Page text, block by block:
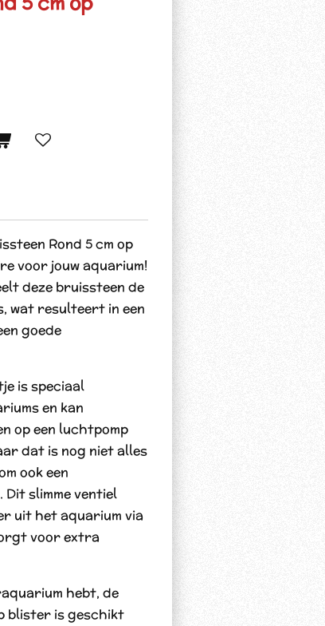
Rond 5 cm op
voor jouw aquarium!
deze bruissteen de
wat resulteert in een
goede
is speciaal
en kan
op een luchtpomp
dat is nog niet alles
ook een
slimme ventiel
uit het aquarium via
voor extra
hebt, de
blister is geschikt